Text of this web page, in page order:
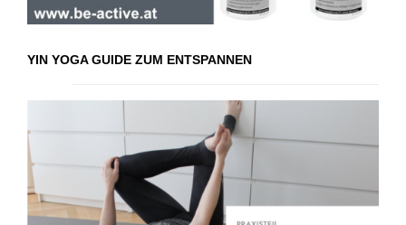
YIN YOGA GUIDE ZUM ENTSPANNEN